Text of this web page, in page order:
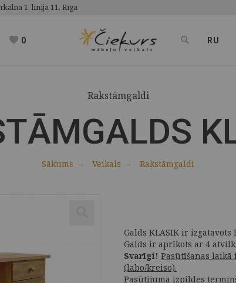
1. līnija 11, Rīga
0 RU
Rakstāmgaldi
Sākums Veikals Rakstāmgaldi
Galds KLASIK ir
Galds ir aprīkots ar 4
Svarīgi! Pasūtīšanas
(labo/kreiso).
Pasūtījuma izpildes